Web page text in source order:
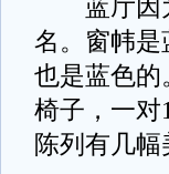
蓝厅因为
名。窗帏
也是蓝色的
椅子，一对
陈列有几